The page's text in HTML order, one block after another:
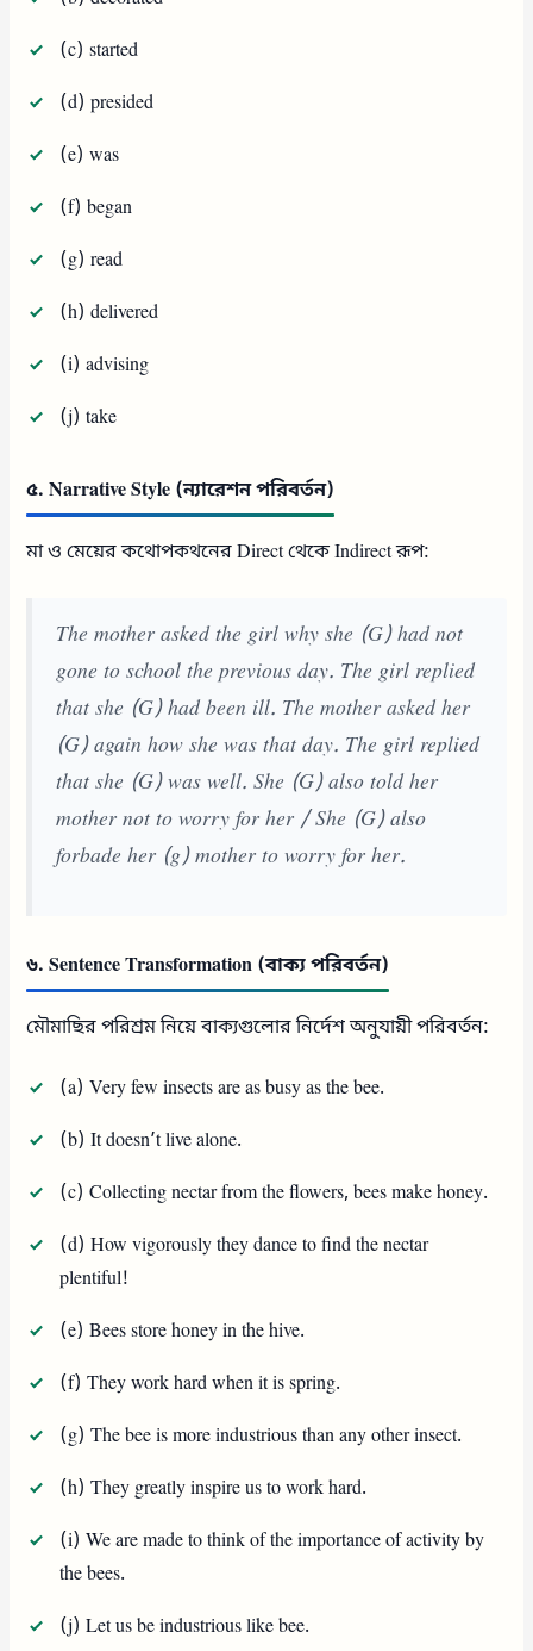
(c) started
(d) presided
(e) was
(f) began
(g) read
(h) delivered
(i) advising
(j) take
৫. Narrative Style (ন্যারেশন পরিবর্তন)
মা ও মেয়ের কথোপকথনের Direct থেকে Indirect রূপ:
The mother asked the girl why she (G) had not
gone to school the previous day. The girl replied
that she (G) had been ill. The mother asked her
(G) again how she was that day. The girl replied
that she (G) was well. She (G) also told her
mother not to worry for her / She (G) also
forbade her (g) mother to worry for her.
৬. Sentence Transformation (বাক্য পরিবর্তন)
মৌমাছির পরিশ্রম নিয়ে বাক্যগুলোর নির্দেশ অনুযায়ী পরিবর্তন:
(a) Very few insects are as busy as the bee.
(b) It doesn’t live alone.
(c) Collecting nectar from the flowers, bees make honey.
(d) How vigorously they dance to find the nectar
plentiful!
(e) Bees store honey in the hive.
(f) They work hard when it is spring.
(g) The bee is more industrious than any other insect.
(h) They greatly inspire us to work hard.
(i) We are made to think of the importance of activity by
the bees.
(j) Let us be industrious like bee.